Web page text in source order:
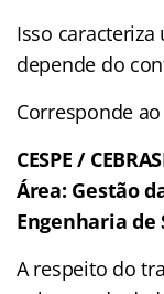
Isso
depende do
Corresponde
CESPE /
Área: Gestão
Engenharia de
A respeito do